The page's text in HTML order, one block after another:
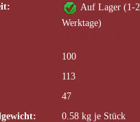
Auf Lager (1-2
Werktage)
100
113
47
0.58kg je Stück